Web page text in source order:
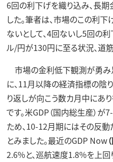
6回の利下げを織り込み、長
した。筆者は、市場のこの利
ないとして、4回ないし5回の
ル/円が130円に至る状況、道
市場の金利低下観測が勇み
に、11月以降の経済指標の陰
り返しが向こう数カ月中にあ
です。米GDP（国内総生産）
ため、10-12月期にはその反
とみました。最近のGDP Now
2.6%と、巡航速度1.8%を上回